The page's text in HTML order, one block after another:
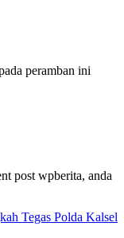
peramban ini
post wpberita, anda